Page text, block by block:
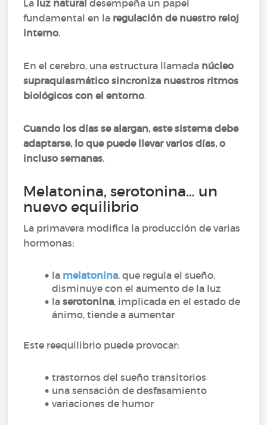
La luz natural desempeña un papel
fundamental en la regulación de nuestro reloj
interno.
En el cerebro, una estructura llamada núcleo
supraquiasmático sincroniza nuestros ritmos
biológicos con el entorno.
Cuando los días se alargan, este sistema debe
adaptarse, lo que puede llevar varios días, o
incluso semanas.
Melatonina, serotonina… un
nuevo equilibrio
La primavera modifica la producción de varias
hormonas:
la melatonina, que regula el sueño,
disminuye con el aumento de la luz
laserotonina, implicada en el estado de
ánimo, tiende a aumentar
Este reequilibrio puede provocar:
trastornos del sueño transitorios
una sensación de desfasamiento
variaciones de humor